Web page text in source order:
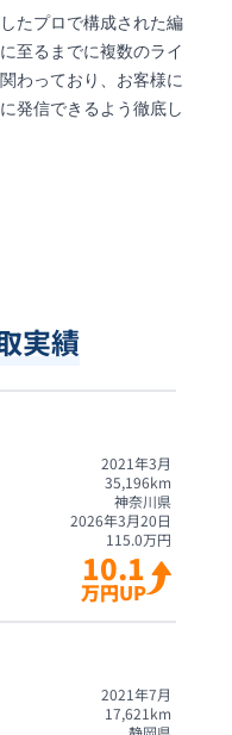
たプロで構成された編
至るまでに複数のライ
わっており、お客様に
発信できるよう徹底し
実績
2021年3月
35,196km
神奈川県
2026年3月20日
115.0万円
10.1
万円UP
2021年7月
17,621 km